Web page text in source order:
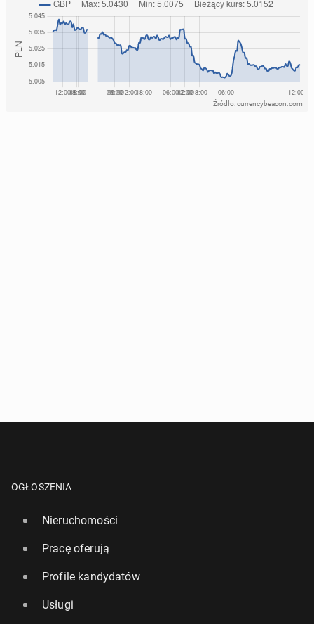
Źródło: currencybeacon.com
OGŁOSZENIA
Nieruchomości
Pracę oferują
Profile kandydatów
Usługi